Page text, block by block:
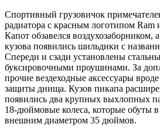
Спортивный грузовичок
радиатора с красным логотипом Ram
Капот обзавелся воздухозаборником,
кузова появились шильдики с
Спереди и сзади установлены
буксировочными проушинами. За
прочие вездеходные аксессуары
защиты днища. Кузов пикапа
появились два крупных выхлопных
18-дюймовые колеса, которые обуты
внешним диаметром 35 дюймов.